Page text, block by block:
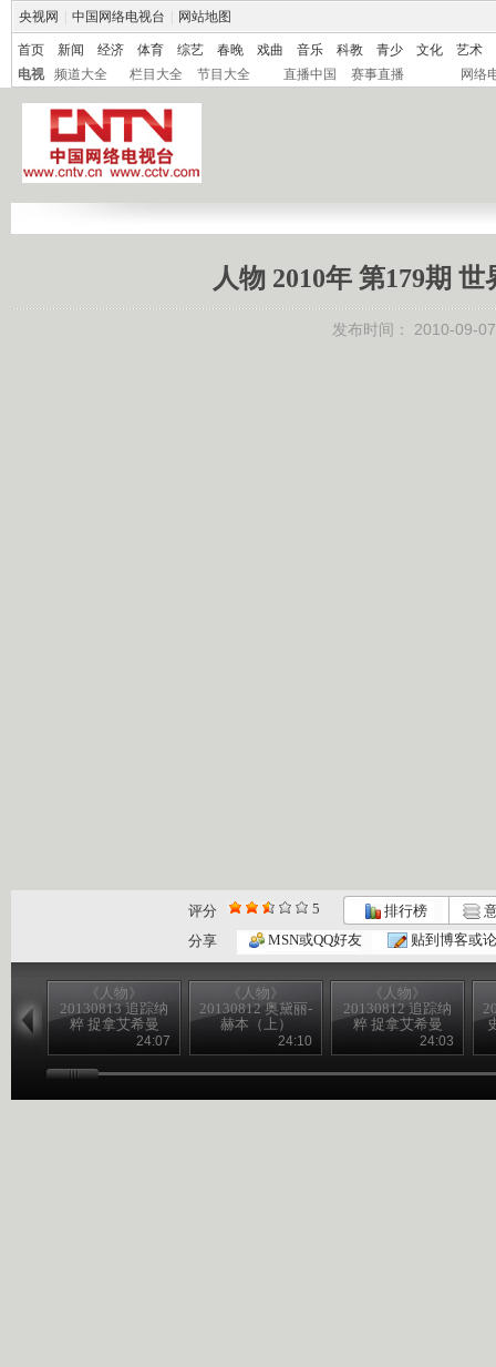
央视网 中国网络电视台 网站地图
首页 新闻 经济 体育 综艺 春晚 戏曲 音乐 科教 青少 文化
艺术
电视
频道大全 栏目大全 节目大全 直播中国 赛事直播 网络
人物 2010年 第179期
发布时间： 2010-09-
评分 5 排行榜
分享
MSN或QQ好友 贴到博客或
《人物》
20130813 追踪纳
粹 捉拿艾希曼
24:07
《人物》
20130812 奥黛丽-
赫本（上）
24:10
《人物》
20130812 追踪纳
粹 捉拿艾希曼
24:03